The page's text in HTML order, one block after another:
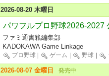
2026-08-20 木曜日
パワフルプロ野球2026-2027
ファミ通書籍編集部
KADOKAWA Game Linkage
プロ野球 ゲーム 野球
2026-08-07 金曜日 発売中